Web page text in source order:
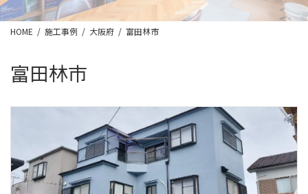
HOME 施工事例 大阪府 富田林市
富田林市